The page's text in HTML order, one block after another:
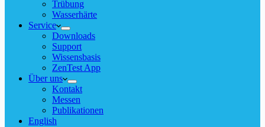
Trübung
Wasserhärte
Service
Downloads
Support
Wissensbasis
ZenTest App
Über uns
Kontakt
Messen
Publikationen
English